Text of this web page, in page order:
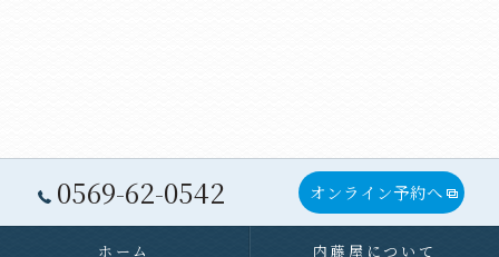
0569-62-0542 オンライン予約へ
ホーム 内藤屋について